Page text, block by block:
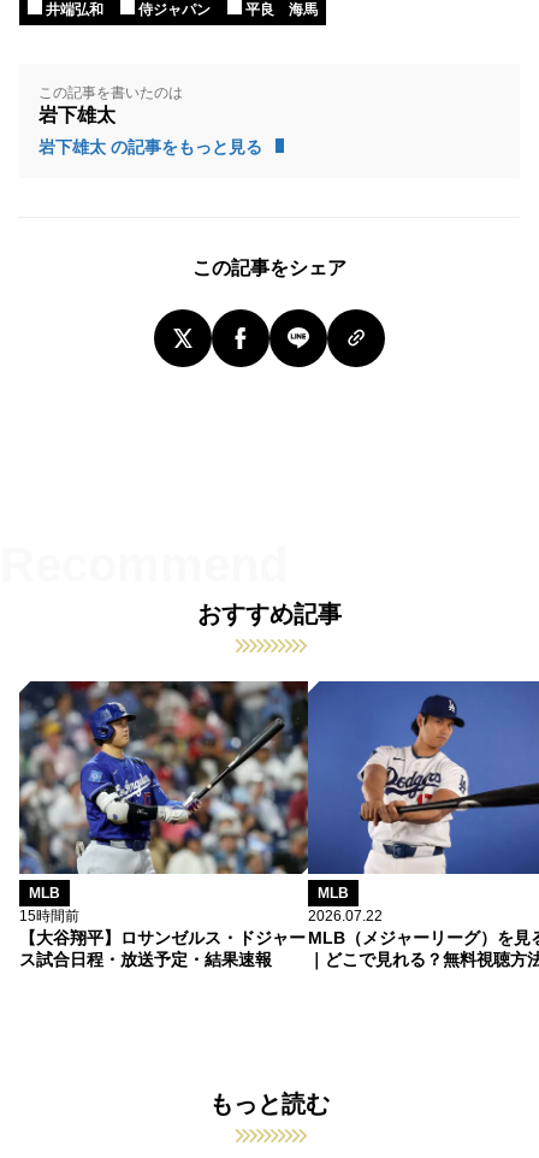
井端弘和
侍ジャパン 平良 海馬
この記事を書いたのは
岩下雄太
岩下雄太 の記事をもっと見る
この記事をシェア
おすすめ記事
MLB
15時間前
【大谷翔平】ロサンゼルス・ドジャー
ス試合日程・放送予定・結果速報
MLB
2026.07.22
MLB（メジャーリーグ）を見
｜どこで見れる？無料視聴方
もっと読む